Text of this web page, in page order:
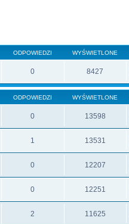
ODPOWIEDZI WYŚWIETLONE
0 8427
ODPOWIEDZI WYŚWIETLONE
0 13598
1 13531
0 12207
0 12251
2 11625